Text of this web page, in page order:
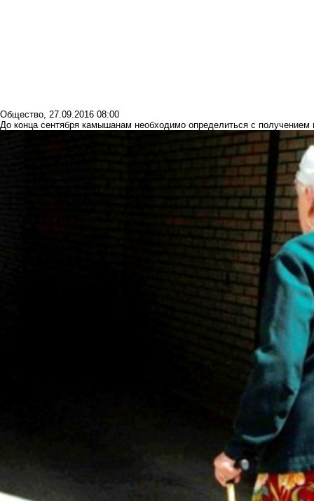
Общество, 27.09.2016 08:00
До конца сентября камышанам необходимо определиться с получением